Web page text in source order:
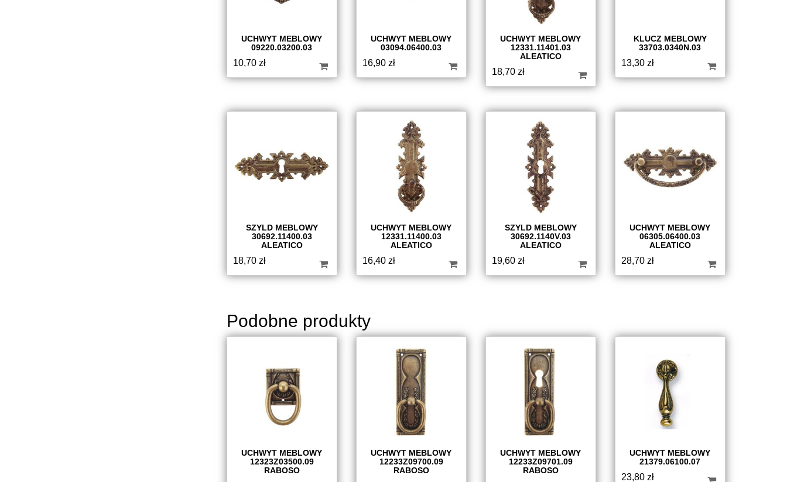
UCHWYT MEBLOWY
09220.03200.03
10,70 zł
UCHWYT MEBLOWY
03094.06400.03
16,90 zł
UCHWYT MEBLOWY
12331.11401.03
ALEATICO
18,70 zł
KLUCZ MEBLOWY
33703.0340N.03
13,30 zł
SZYLD MEBLOWY
30692.11400.03
ALEATICO
18,70 zł
UCHWYT MEBLOWY
12331.11400.03
ALEATICO
16,40 zł
SZYLD MEBLOWY
30692.1140V.03
ALEATICO
19,60 zł
UCHWYT MEBLOWY
06305.06400.03
ALEATICO
28,70 zł
Podobne produkty
UCHWYT MEBLOWY
12323Z03500.09
RABOSO
UCHWYT MEBLOWY
12233Z09700.09
RABOSO
UCHWYT MEBLOWY
12233Z09701.09
RABOSO
UCHWYT MEBLOWY
21379.06100.07
23,80 zł